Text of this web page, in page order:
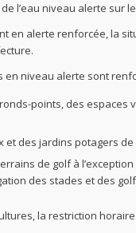
l’eau niveau alerte sur
en alerte renforcée, la
.
en niveau alerte sont
points, des
et des jardins potagers de
de golf à
des stades et des
la restriction